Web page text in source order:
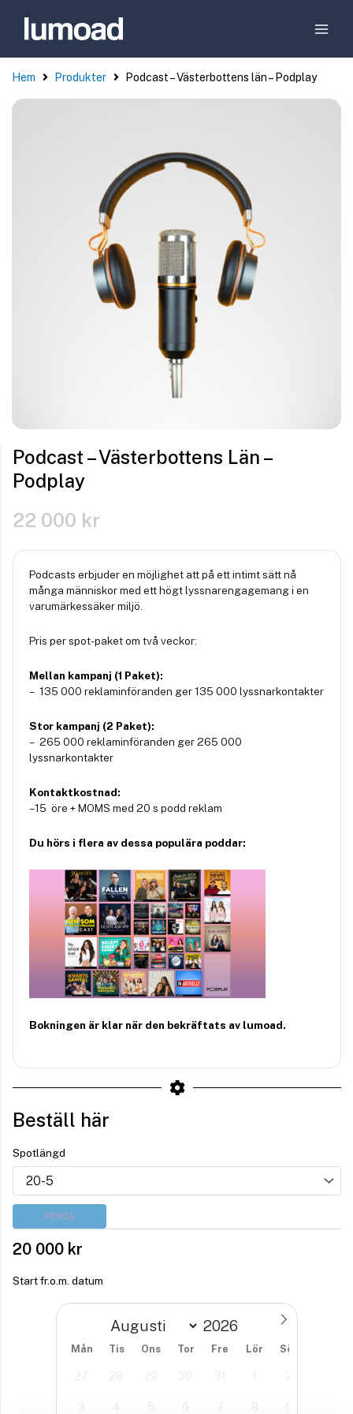
Hem Produkter Podcast – Västerbottens län – Podplay
Podcast – Västerbottens Län –
Podplay
22 000 kr
Podcasts erbjuder en möjlighet att på ett intimt sätt nå
många människor med ett högt lyssnarengagemang i en
varumärkessäker miljö.
Pris per spot-paket om två veckor:
Mellan kampanj (1 Paket):
– 135 000 reklaminföranden ger 135 000 lyssnarkontakter
Stor kampanj (2 Paket):
– 265 000 reklaminföranden ger 265 000
lyssnarkontakter
Kontaktkostnad:
– 15 öre + MOMS med 20 s podd reklam
Du hörs i flera av dessa populära poddar:
Bokningen är klar när den bekräftats av lumoad.
Beställ här
Spotlängd
RENSA
20 000 kr
Start fr.o.m. datum
Mån Tis Ons Tor Fre Lör Sön